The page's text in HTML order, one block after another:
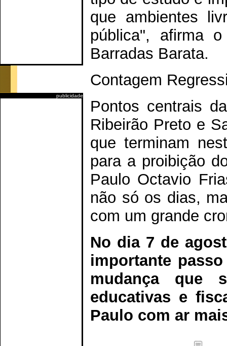
publicidade
que ambientes
pública", afirma
Barradas Barata.
Contagem
Pontos centrais
Ribeirão Preto e
que terminam
para a proibição
Paulo Octavio
não só os dias,
com um grande
No dia 7 de
importante
mudança que
educativas e
Paulo com ar